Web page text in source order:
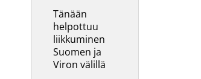
Tänään
helpottuu
liikkuminen
Suomen ja
Viron välillä